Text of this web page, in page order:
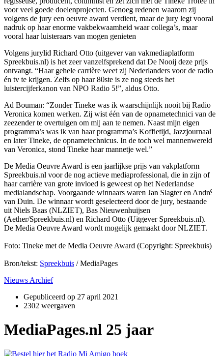
voor veel goede doelenprojecten. Genoeg redenen waarom zij
volgens de jury een oeuvre award verdient, maar de jury legt vooral
nadruk op haar enorme vakbekwaamheid waar collega’s, maar
vooral haar luisteraars van mogen genieten
Volgens jurylid Richard Otto (uitgever van vakmediaplatform
Spreekbuis.nl) is het zeer vanzelfsprekend dat De Nooij deze prijs
ontvangt. “Haar gehele carrière weet zij Nederlanders voor de radio
én tv te krijgen. Zelfs op haar 80ste is ze nog steeds het
luistercijferkanon van NPO Radio 5!”, aldus Otto.
Ad Bouman: “Zonder Tineke was ik waarschijnlijk nooit bij Radio
Veronica komen werken. Zij wist één van de opnametechnici van de
zeezender te overtuigen om mij aan te nemen. Naast mijn eigen
programma’s was ik van haar programma’s Koffietijd, Jazzjournaal
en later Tineke, de opnametechnicus. In de toch wel mannenwereld
van Veronica, stond Tineke haar mannetje wel.”
De Media Oeuvre Award is een jaarlijkse prijs van vakplatform
Spreekbuis.nl voor de nog actieve mediaprofessional, die in zijn of
haar carrière van grote invloed is geweest op het Nederlandse
medialandschap. Voorgaande winnaars waren Jan Slagter en André
van Duin. De winnaar wordt geselecteerd door de jury, bestaande
uit Niels Baas (NLZIET), Bas Nieuwenhuijsen
(Aether/Spreekbuis.nl) en Richard Otto (Uitgever Spreekbuis.nl).
De Media Oeuvre Award wordt mogelijk gemaakt door NLZIET.
Foto: Tineke met de Media Oeuvre Award (Copyright: Spreekbuis)
Bron/tekst: Spreekbuis / MediaPages
Nieuws Archief
Gepubliceerd op 27 april 2021
2302 weergaven
MediaPages.nl 25 jaar